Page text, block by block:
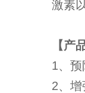
激素
【产
1、预
2、增